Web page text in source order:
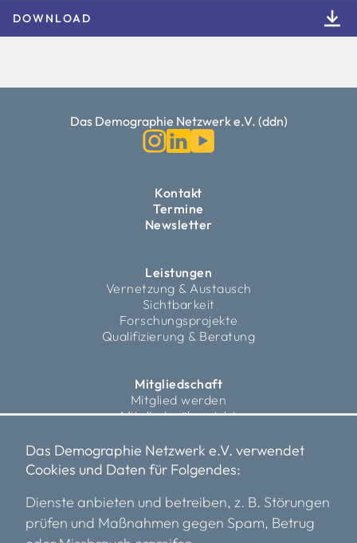
DOWNLOAD
Das Demographie Netzwerk e.V. (ddn)
Kontakt
Termine
Newsletter
Leistungen
Vernetzung & Austausch
Sichtbarkeit
Forschungsprojekte
Qualifizierung & Beratung
Mitgliedschaft
Mitglied werden
Mitgliederübersicht
Über uns
Vorstand
Team
Transparenz
Das Demographie Netzwerk e.V. verwendet
Cookies und Daten für Folgendes:
Dienste anbieten und betreiben, z. B. Störungen
prüfen und Maßnahmen gegen Spam, Betrug